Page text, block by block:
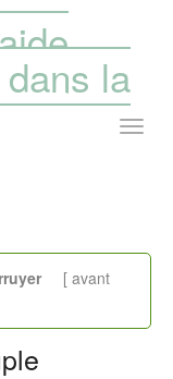
la
[ avant